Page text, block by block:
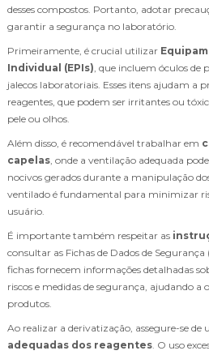
desses compostos. Portanto, adotar
garantir a segurança no laboratório.
Primeiramente, é crucial utilizar
Individual (EPIs), que incluem óculos de
jalecos laboratoriais. Esses itens ajudam a
reagentes, que podem ser irritantes ou
pele ou olhos.
Além disso, é recomendável trabalhar em
capelas, onde a ventilação adequada
nocivos gerados durante a manipulação
ventilado é fundamental para minimizar
usuário.
É importante também respeitar as
consultar as Fichas de Dados de Segurança
fichas fornecem informações detalhadas
riscos e medidas de segurança, ajudando
produtos.
Ao realizar a derivatização, assegure-se de
adequadas dos reagentes. O uso